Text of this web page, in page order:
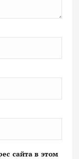
сайта в этом